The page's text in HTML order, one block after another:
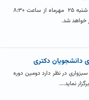
همایش دانشجویان نوورود روز سه شنبه ۲۵ مهرماه از ساعت ۸:۳۰
دانشجویان دکتری
در نظر دارد دومین دوره
نماید....